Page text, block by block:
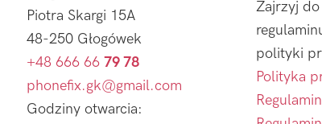
Piotra Skargi 15A
48-250 Głogówek
+48 666 66 79 78
phonefix.gk@gmail.com
Godziny otwarcia:
Zajrzyj do
polityki
Polityka